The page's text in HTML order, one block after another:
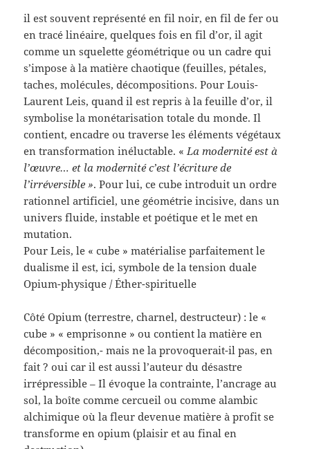
il est souvent représenté en fil noir, en fil de fer ou
en tracé linéaire, quelques fois en fil d’or, il agit
comme un squelette géométrique ou un cadre qui
s’impose à la matière chaotique (feuilles, pétales,
taches, molécules, décompositions. Pour Louis-
Laurent Leis, quand il est repris à la feuille d’or, il
symbolise la monétarisation totale du monde. Il
contient, encadre ou traverse les éléments végétaux
en transformation inéluctable. « La modernité est à
l’œuvre… et la modernité c’est l’écriture de
l’irréversible ». Pour lui, ce cube introduit un ordre
rationnel artificiel, une géométrie incisive, dans un
univers fluide, instable et poétique et le met en
mutation.
Pour Leis, le « cube » matérialise parfaitement le
dualisme il est, ici, symbole de la tension duale
Opium-physique / Éther-spirituelle
Côté Opium (terrestre, charnel, destructeur) : le «
cube » « emprisonne » ou contient la matière en
décomposition,- mais ne la provoquerait-il pas, en
fait ? oui car il est aussi l’auteur du désastre
irrépressible – Il évoque la contrainte, l’ancrage au
sol, la boîte comme cercueil ou comme alambic
alchimique où la fleur devenue matière à profit se
transforme en opium (plaisir et au final en